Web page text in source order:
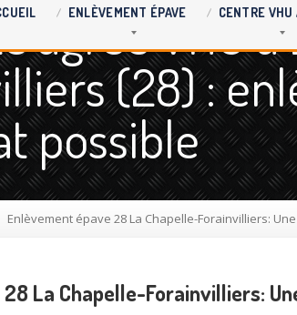
ENLÈVEMENT ÉPAVE CENTRE VHU
agréé VHU
(28) :
possible
Enlèvement épave 28 La Chapelle-Forainvilliers:
La Chapelle-Forainvilliers: